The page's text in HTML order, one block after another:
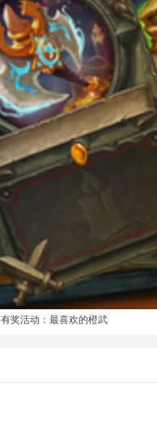
有奖活动：最喜欢的橙武